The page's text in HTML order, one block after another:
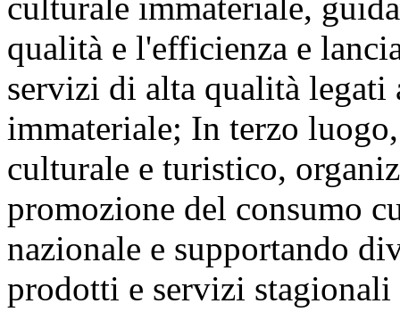
qualità e l'efficienza e
servizi di alta qualità
immateriale; In terzo
culturale e turistico,
promozione del consumo
nazionale e supportando
prodotti e servizi